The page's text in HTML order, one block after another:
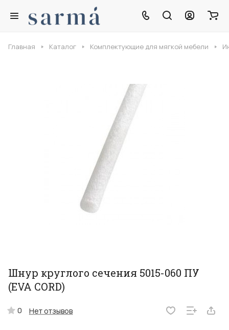
Главная Каталог Комплектующие для мягкой мебели
Шнур круглого сечения 5015-060 ПУ
(EVA CORD)
0 Нет отзывов